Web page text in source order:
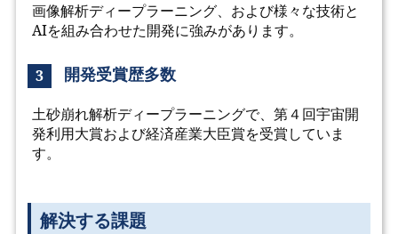
画像解析ディープラーニング、および様々な技術と
AIを組み合わせた開発に強みがあります。
3 開発受賞歴多数
土砂崩れ解析ディープラーニングで、第４回宇宙開
発利用大賞および経済産業大臣賞を受賞していま
す。
解決する課題